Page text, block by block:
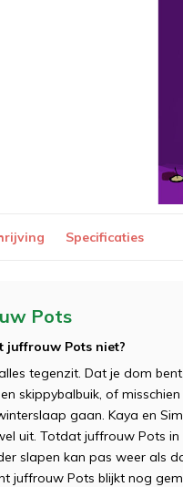
Specificaties
Pots
juffrouw Pots niet?
tegenzit. Dat je dom
skippybalbuik, of
gaan. Kaya en
uit. Totdat juffrouw Pots
slapen kan pas weer als
juffrouw Pots blijkt nog